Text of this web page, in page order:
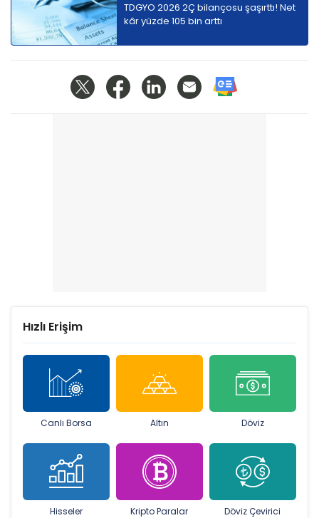
TDGYO 2026 2Ç bilançosu şaşırttı! Net
kâr yüzde 105 bin arttı
Hızlı Erişim
Canlı Borsa Altın Döviz
Hisseler Kripto Paralar Döviz Çevirici